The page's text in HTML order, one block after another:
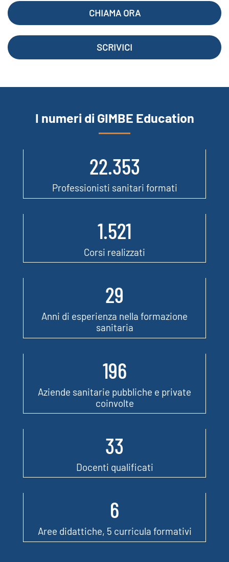
CHIAMA ORA
SCRIVICI
I numeri di GIMBE Education
22.353
Professionisti sanitari formati
1.521
Corsi realizzati
29
Anni di esperienza nella formazione
sanitaria
196
Aziende sanitarie pubbliche e private
coinvolte
33
Docenti qualificati
6
Aree didattiche, 5 curricula formativi